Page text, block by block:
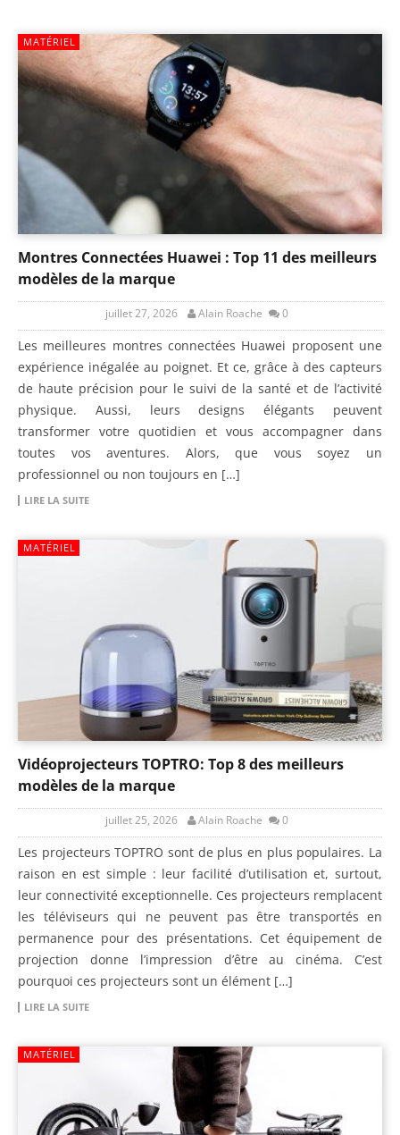
MATÉRIEL
Montres Connectées Huawei : Top 11 des meilleurs
modèles de la marque
juillet 27, 2026 Alain Roache 0
Les meilleures montres connectées Huawei proposent une
expérience inégalée au poignet. Et ce, grâce à des capteurs
de haute précision pour le suivi de la santé et de l’activité
physique. Aussi, leurs designs élégants peuvent
transformer votre quotidien et vous accompagner dans
toutes vos aventures. Alors, que vous soyez un
professionnel ou non toujours en […]
LIRE LA SUITE
MATÉRIEL
Vidéoprojecteurs TOPTRO: Top 8 des meilleurs
modèles de la marque
juillet 25, 2026 Alain Roache 0
Les projecteurs TOPTRO sont de plus en plus populaires. La
raison en est simple : leur facilité d’utilisation et, surtout,
leur connectivité exceptionnelle. Ces projecteurs remplacent
les téléviseurs qui ne peuvent pas être transportés en
permanence pour des présentations. Cet équipement de
projection donne l’impression d’être au cinéma. C’est
pourquoi ces projecteurs sont un élément […]
LIRE LA SUITE
MATÉRIEL